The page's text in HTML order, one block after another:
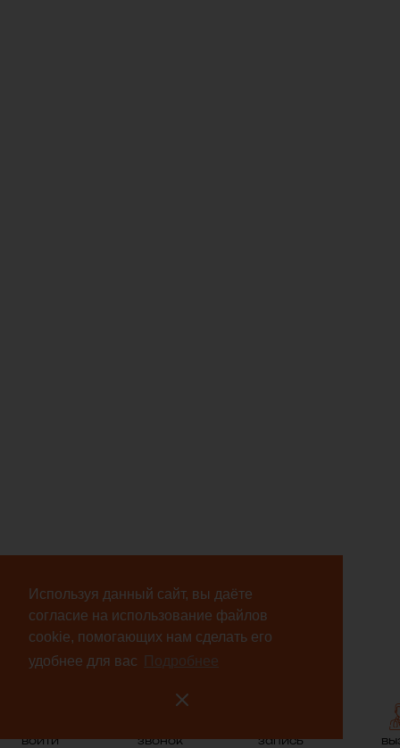
Используя данный сайт, вы даёте
согласие на использование файлов
cookie, помогающих нам сделать его
удобнее для вас
Подробнее
войти звонок запись